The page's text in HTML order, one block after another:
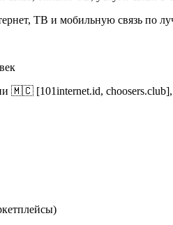
ТВ и мобильную связь по
🇲🇨 [101internet.id,